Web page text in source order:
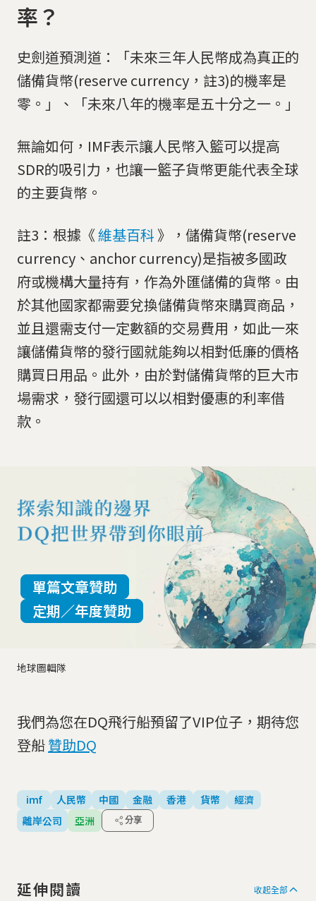
率？
史劍道預測道：「未來三年人民幣成為真正的
儲備貨幣(reserve currency，註3)的機率是
零。」、「未來八年的機率是五十分之一。」
無論如何，IMF表示讓人民幣入籃可以提高
SDR的吸引力，也讓一籃子貨幣更能代表全球
的主要貨幣。
註3：根據《維基百科 》，儲備貨幣(reserve
currency、anchor currency)是指被多國政
府或機構大量持有，作為外匯儲備的貨幣。由
於其他國家都需要兌換儲備貨幣來購買商品，
並且還需支付一定數額的交易費用，如此一來
讓儲備貨幣的發行國就能夠以相對低廉的價格
購買日用品。此外，由於對儲備貨幣的巨大市
場需求，發行國還可以以相對優惠的利率借
款。
地球圖輯隊
單篇文章贊助
定期／年度贊助
我們為您在DQ飛行船預留了VIP位子，期待您
登船贊助DQ
imf 人民幣 中國 金融 香港 貨幣
經濟
離岸公司
亞洲 分享
延伸閱讀 收起全部